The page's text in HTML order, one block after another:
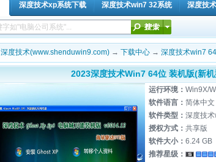
深度技术xp系统下载 深度技术win7 32系统 深度技
深度技术(www.shenduwin9.com) → 下载中心 → 深度技术win7
2023深度技术Win7 64位 装机版(新
运行环境： Win9X/
软件语言： 简体中文
软件类型： 深度技
授权方式： 共享版
软件大小： 6.24 GB
推荐星级：